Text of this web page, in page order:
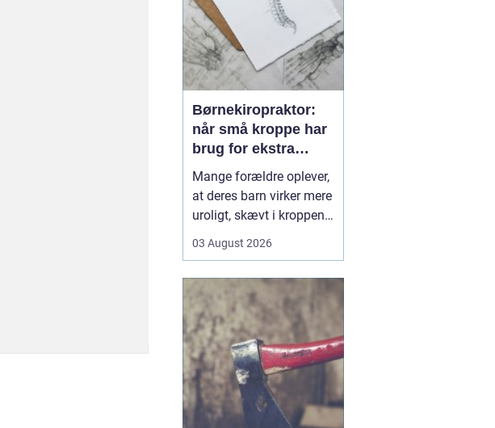
Børnekiropraktor:
når små kroppe har
brug for ekstra
opmærksomhed
Mange forældre oplever,
at deres barn virker mere
uroligt, skævt i kroppen
uden at der er en klar
børnekiropraktor være en
mulighed. En kiropraktor
med særlig erfaring i...
03 August 2026